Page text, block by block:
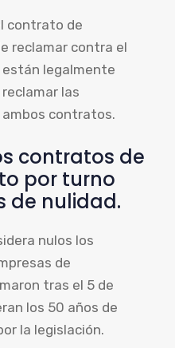
contrato de
reclamar contra el
están legalmente
las
contratos.
contratos de
por turno
de nulidad.
nulos los
de
tras el 5 de
los 50 años de
la legislación.